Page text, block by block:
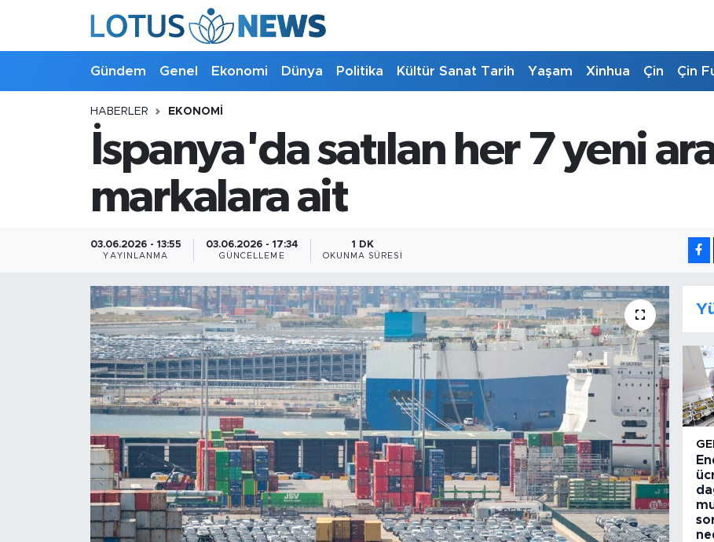
Gündem Genel Ekonomi Dünya Politika Kültür Sanat Tarih Yaşam Xinhua Çin Çin
HABERLER EKONOMI
İspanya'da satılan her 7 yeni
markalara ait
03.06.2026 - 13:55
YAYINLANMA
03.06.2026 - 17:34
GÜNCELLEME
1 DK
OKUNMA SÜRESI
Bilim ve Teknoloji
Çin Fuarları
Gündem
Foto Haber